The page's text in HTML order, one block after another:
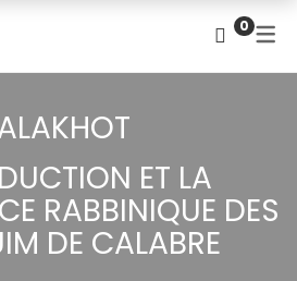
0
ET LA
RABBINIQUE DES
DE CALABRE